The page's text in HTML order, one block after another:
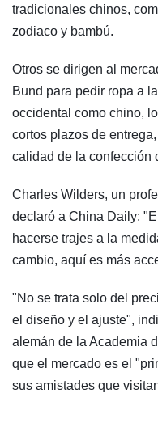
tradicionales chinos,
zodiaco y bambú.
Otros se dirigen al
Bund para pedir ropa a
occidental como chino,
cortos plazos de
calidad de la confección
Charles Wilders, un
declaró a China Daily:
hacerse trajes a la
cambio, aquí es más
"No se trata solo del
el diseño y el ajuste",
alemán de la Academia
que el mercado es el
sus amistades que